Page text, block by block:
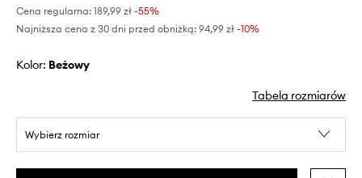
Cena regularna: 189,99 zł -55%
Najniższa cena z 30 dni przed obniżką: 94,99 zł -10%
Kolor: beżowy
Tabela rozmiarów
Wybierz rozmiar